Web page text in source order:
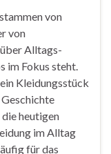
von
von
Alltags-
im Fokus steht.
Kleidungsstück
heutigen
im Alltag
für das